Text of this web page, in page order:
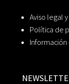
Aviso legal
Política de